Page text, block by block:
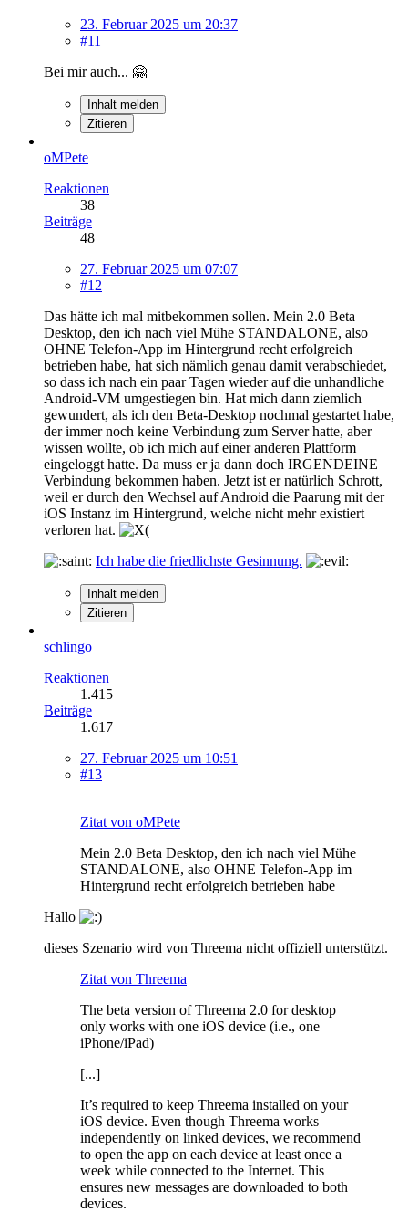
23. Februar 2025 um 20:37
#11
Bei mir auch... 🤗
Inhalt melden
Zitieren
oMPete
Reaktionen
38
Beiträge
48
27. Februar 2025 um 07:07
#12
Das hätte ich mal mitbekommen sollen. Mein 2.0 Beta
Desktop, den ich nach viel Mühe STANDALONE, also
OHNE Telefon-App im Hintergrund recht erfolgreich
betrieben habe, hat sich nämlich genau damit verabschiedet,
so dass ich nach ein paar Tagen wieder auf die unhandliche
Android-VM umgestiegen bin. Hat mich dann ziemlich
gewundert, als ich den Beta-Desktop nochmal gestartet habe,
der immer noch keine Verbindung zum Server hatte, aber
wissen wollte, ob ich mich auf einer anderen Plattform
eingeloggt hatte. Da muss er ja dann doch IRGENDEINE
Verbindung bekommen haben. Jetzt ist er natürlich Schrott,
weil er durch den Wechsel auf Android die Paarung mit der
iOS Instanz im Hintergrund, welche nicht mehr existiert
verloren hat.
Ich habe die friedlichste Gesinnung.
Inhalt melden
Zitieren
schlingo
Reaktionen
1.415
Beiträge
1.617
27. Februar 2025 um 10:51
#13
Zitat von oMPete
Mein 2.0 Beta Desktop, den ich nach viel Mühe
STANDALONE, also OHNE Telefon-App im
Hintergrund recht erfolgreich betrieben habe
Hallo
dieses Szenario wird von Threema nicht offiziell unterstützt.
Zitat von Threema
The beta version of Threema 2.0 for desktop
only works with one iOS device (i.e., one
iPhone/iPad)
[...]
It’s required to keep Threema installed on your
iOS device. Even though Threema works
independently on linked devices, we recommend
to open the app on each device at least once a
week while connected to the Internet. This
ensures new messages are downloaded to both
devices.